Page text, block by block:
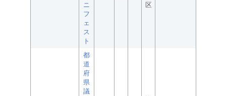
ニ
フ
ェ
ス
ト
区
都
道
府
県
議